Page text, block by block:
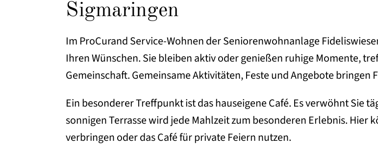
Sigmaringen
Im ProCurand Service-Wohnen der Seniorenwohnanlage
Ihren Wünschen. Sie bleiben aktiv oder genießen ruhige Momente,
Gemeinschaft. Gemeinsame Aktivitäten, Feste und Angebote bringen
Ein besonderer Treffpunkt ist das hauseigene Café. Es verwöhnt Sie
sonnigen Terrasse wird jede Mahlzeit zum besonderen Erlebnis. Hier
verbringen oder das Café für private Feiern nutzen.